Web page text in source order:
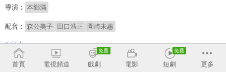
導演： 本鄉滿
配音： 森公美子 田口浩正 園崎未惠
# 兒少
首頁 電視頻道 戲劇 電影 短劇 更多